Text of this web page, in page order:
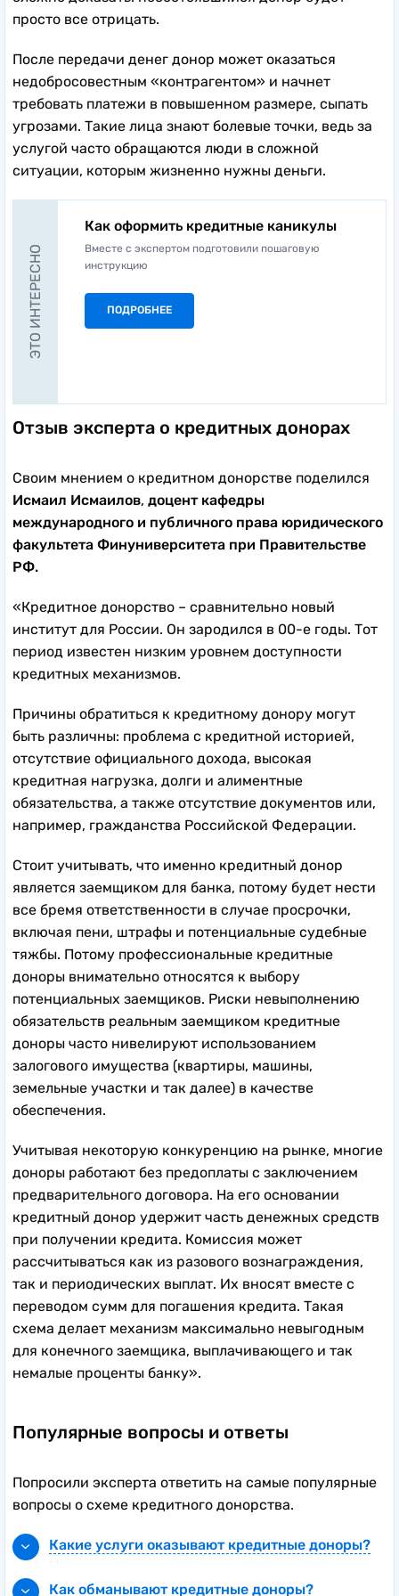
просто все отрицать.
После передачи денег донор может оказаться
недобросовестным «контрагентом» и начнет
требовать платежи в повышенном размере, сыпать
угрозами. Такие лица знают болевые точки, ведь за
услугой часто обращаются люди в сложной
ситуации, которым жизненно нужны деньги.
ЭТО ИНТЕРЕСНО
Как оформить кредитные каникулы
Вместе с экспертом подготовили пошаговую
инструкцию
ПОДРОБНЕЕ
Отзыв эксперта о кредитных донорах
Своим мнением о кредитном донорстве поделился
Исмаил Исмаилов, доцент кафедры
международного и публичного права юридического
факультета Финуниверситета при Правительстве
РФ.
«Кредитное донорство – сравнительно новый
институт для России. Он зародился в 00-е годы. Тот
период известен низким уровнем доступности
кредитных механизмов.
Причины обратиться к кредитному донору могут
быть различны: проблема с кредитной историей,
отсутствие официального дохода, высокая
кредитная нагрузка, долги и алиментные
обязательства, а также отсутствие документов или,
например, гражданства Российской Федерации.
Стоит учитывать, что именно кредитный донор
является заемщиком для банка, потому будет нести
все бремя ответственности в случае просрочки,
включая пени, штрафы и потенциальные судебные
тяжбы. Потому профессиональные кредитные
доноры внимательно относятся к выбору
потенциальных заемщиков. Риски невыполнению
обязательств реальным заемщиком кредитные
доноры часто нивелируют использованием
залогового имущества (квартиры, машины,
земельные участки и так далее) в качестве
обеспечения.
Учитывая некоторую конкуренцию на рынке, многие
доноры работают без предоплаты с заключением
предварительного договора. На его основании
кредитный донор удержит часть денежных средств
при получении кредита. Комиссия может
рассчитываться как из разового вознаграждения,
так и периодических выплат. Их вносят вместе с
переводом сумм для погашения кредита. Такая
схема делает механизм максимально невыгодным
для конечного заемщика, выплачивающего и так
немалые проценты банку».
Популярные вопросы и ответы
Попросили эксперта ответить на самые популярные
вопросы о схеме кредитного донорства.
Какие услуги оказывают кредитные доноры?
Нередко такая деятельность становится
профессиональной – реализуется целыми
Как обманывают кредитные доноры?